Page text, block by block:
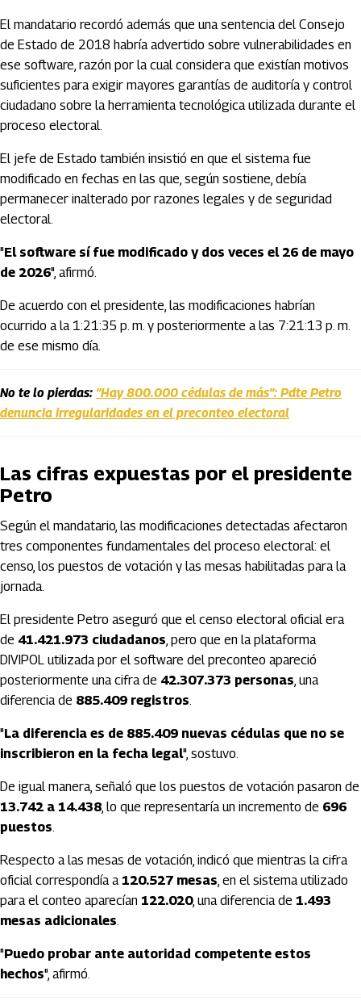
El mandatario recordó además que una sentencia del Consejo
de Estado de 2018 habría advertido sobre vulnerabilidades en
ese software, razón por la cual considera que existían motivos
suficientes para exigir mayores garantías de auditoría y control
ciudadano sobre la herramienta tecnológica utilizada durante el
proceso electoral.
El jefe de Estado también insistió en que el sistema fue
modificado en fechas en las que, según sostiene, debía
permanecer inalterado por razones legales y de seguridad
electoral.
"El software sí fue modificado y dos veces el 26 de mayo
de 2026", afirmó.
De acuerdo con el presidente, las modificaciones habrían
ocurrido a la 1:21:35 p. m. y posteriormente a las 7:21:13 p. m.
de ese mismo día.
No te lo pierdas: “Hay 800.000 cédulas de más”: Pdte Petro
denuncia irregularidades en el preconteo electoral
Las cifras expuestas por el presidente
Petro
Según el mandatario, las modificaciones detectadas afectaron
tres componentes fundamentales del proceso electoral: el
censo, los puestos de votación y las mesas habilitadas para la
jornada.
El presidente Petro aseguró que el censo electoral oficial era
de 41.421.973 ciudadanos, pero que en la plataforma
DIVIPOL utilizada por el software del preconteo apareció
posteriormente una cifra de 42.307.373 personas, una
diferencia de 885.409 registros.
"La diferencia es de 885.409 nuevas cédulas que no se
inscribieron en la fecha legal", sostuvo.
De igual manera, señaló que los puestos de votación pasaron de
13.742 a 14.438, lo que representaría un incremento de 696
puestos.
Respecto a las mesas de votación, indicó que mientras la cifra
oficial correspondía a 120.527 mesas, en el sistema utilizado
para el conteo aparecían 122.020, una diferencia de 1.493
mesas adicionales.
"Puedo probar ante autoridad competente estos
hechos", afirmó.